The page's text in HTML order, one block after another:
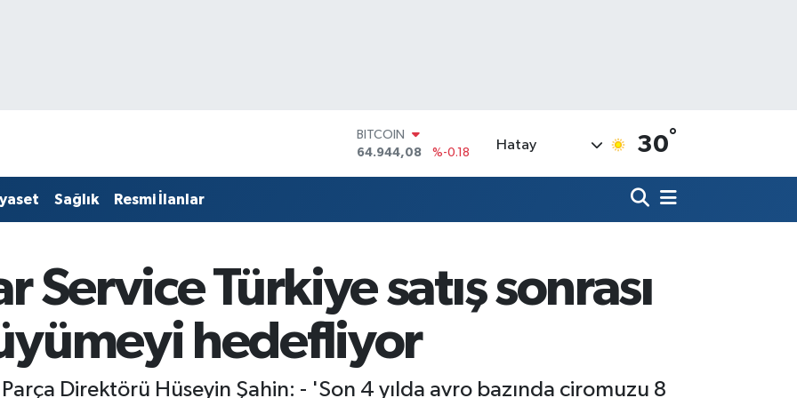
DOLAR
47,7436
%0.18
64,4811
%0.38
BİST100
13.779
%-14
64.944,08
Hatay 30°
Sağlık Resmi İlanlar
Service Türkiye satış sonrası
hedefliyor
Parça Direktörü Hüseyin Şahin: - 'Son 4 yılda avro bazında ciromuzu 8